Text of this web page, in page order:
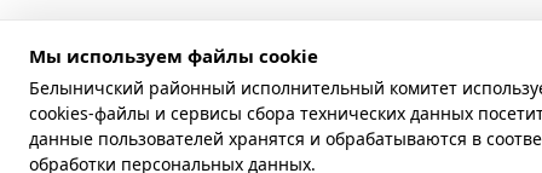
Мы используем файлы cookie
Белыничский районный исполнительный комитет
cookies-файлы и сервисы сбора технических данных
данные пользователей хранятся и обрабатываются в
обработки персональных данных.